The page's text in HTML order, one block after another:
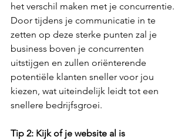
het verschil maken met je concurrentie.
Door tijdens je communicatie in te
zetten op deze sterke punten zal je
business boven je concurrenten
uitstijgen en zullen oriënterende
potentiële klanten sneller voor jou
kiezen, wat uiteindelijk leidt tot een
snellere bedrijfsgroei.
Tip 2: Kijk of je website al is